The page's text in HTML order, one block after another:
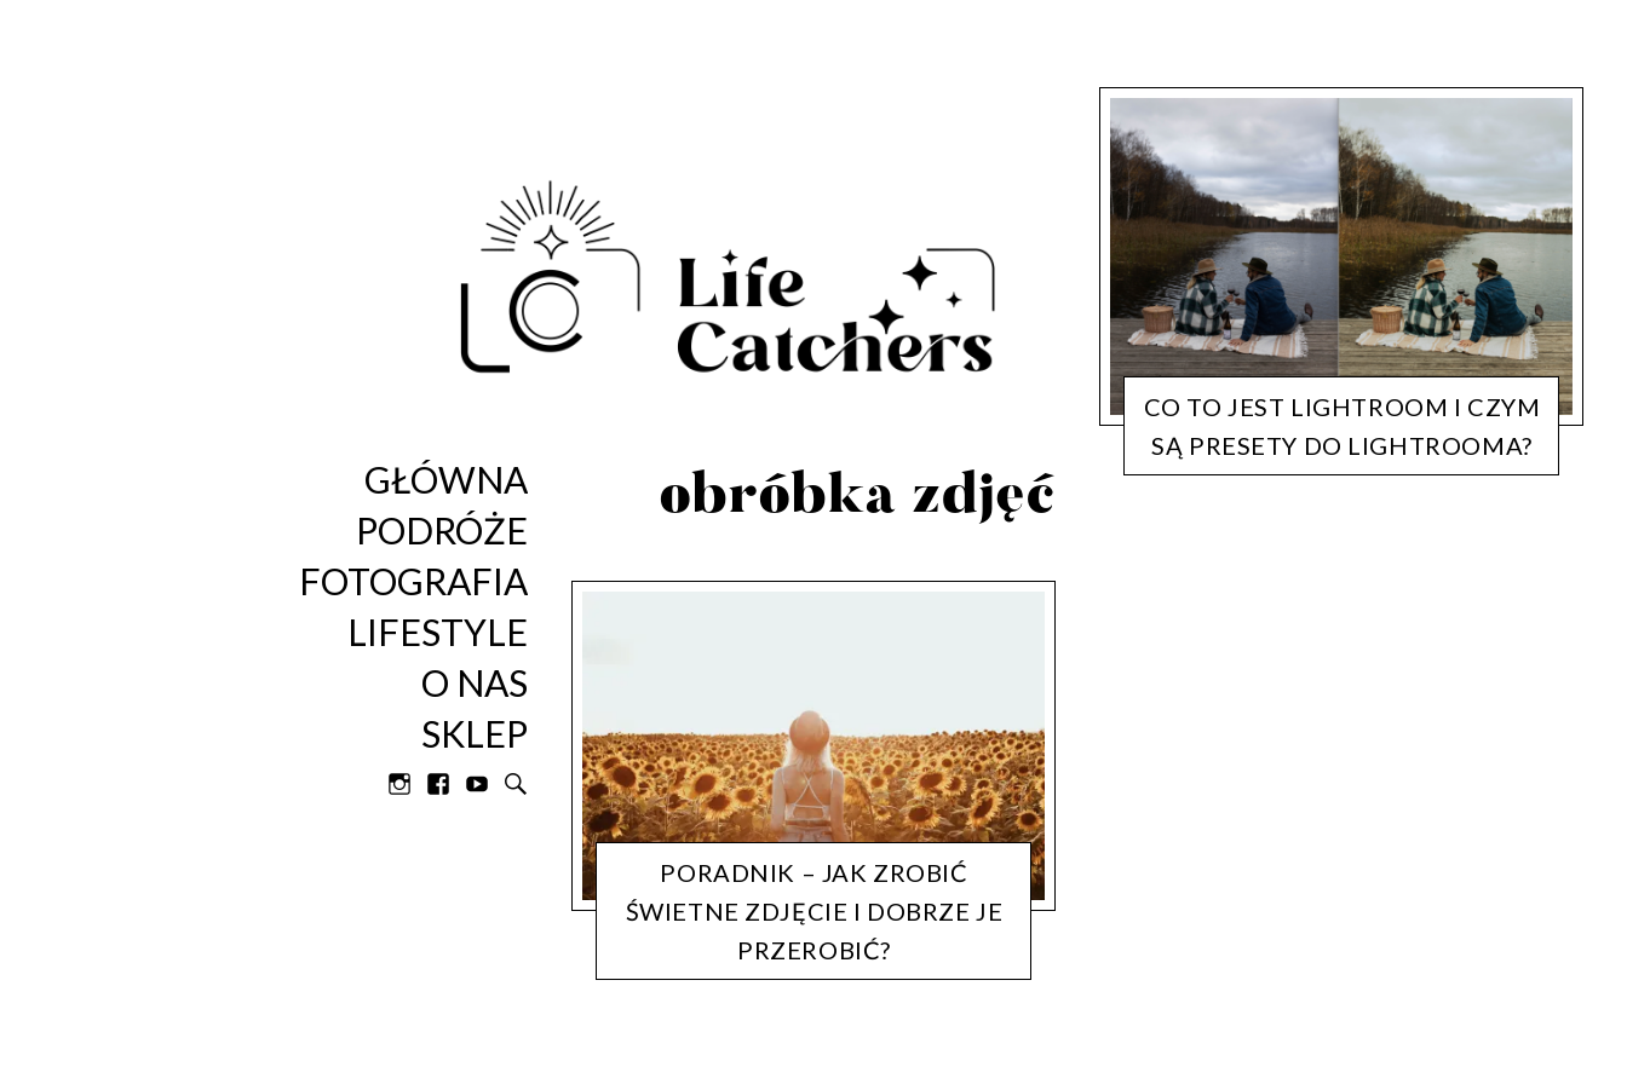
Life
Catchers
GŁÓWNA
PODRÓŻE
FOTOGRAFIA
LIFESTYLE
O NAS
SKLEP
obróbka zdjęć
PORADNIK – JAK ZROBIĆ
ŚWIETNE ZDJĘCIE I DOBRZE JE
PRZEROBIĆ?
FOTOGRAFIA LIFECATCHERS 31 LIPCA, 2018
CO TO JEST LIGHTROOM I CZYM
SĄ PRESETY DO LIGHTROOMA?
FOTOGRAFIA LIFECATCHERS 9 STYCZNIA, 2022